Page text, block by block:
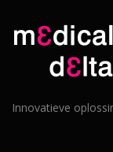
Innovatieve